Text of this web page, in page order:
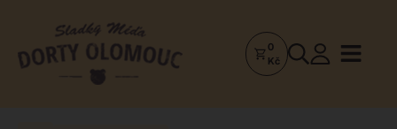
Dorty
0
Kč